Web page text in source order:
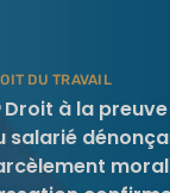
DU TRAVAIL
Droit à la
salarié